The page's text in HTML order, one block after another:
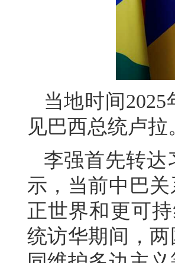
当地时间
见巴西总统卢拉
李强首先转达
示，当前中巴
正世界和更可
统访华期间，